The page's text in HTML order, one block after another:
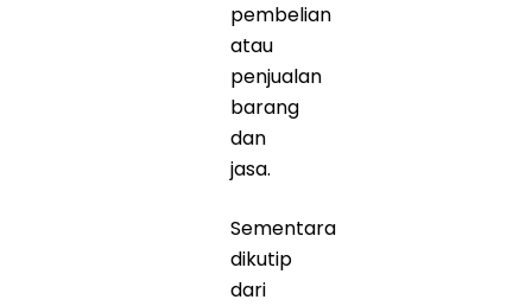
pembelian
atau
penjualan
barang
dan
jasa.
Sementara
dikutip
dari